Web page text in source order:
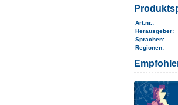
Art.nr. :
Herausgeber:
Sprachen:
Regionen: